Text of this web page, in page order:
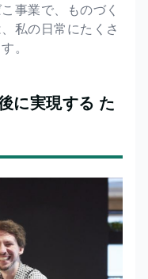
事業で、ものづく
私の日常にたくさ
。
に実現する た